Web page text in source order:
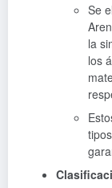
Se
la
los